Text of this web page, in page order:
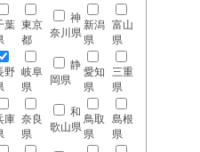
葉 東京
都
神
奈川県
新潟
県
富山
県
野 岐阜
県
静
岡県
愛知
県
三重
県
庫 奈良
県
和
歌山県
鳥取
県
島根
県